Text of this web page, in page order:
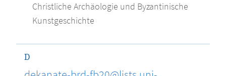
Christliche Archäologie und Byzantinische
Kunstgeschichte
D